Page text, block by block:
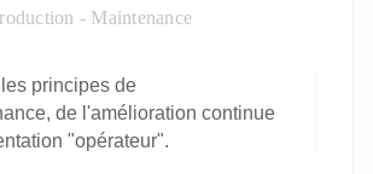
- Maintenance
principes de
de l'amélioration continue
"opérateur".